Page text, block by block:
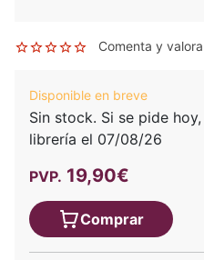
Comenta y
Disponible en breve
Sin stock. Si se pide
librería el 07/08/26
PVP. 19,90€
Comprar